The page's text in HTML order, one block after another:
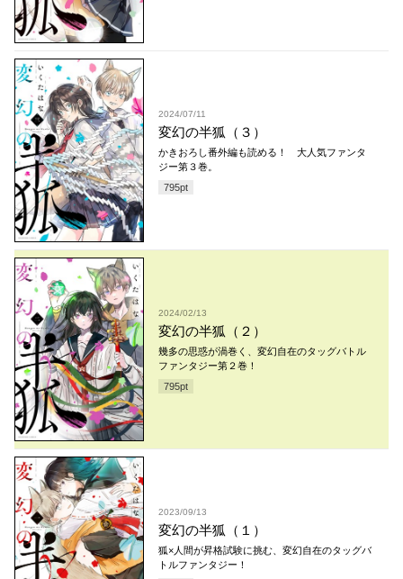
2024/07/11
変幻の半狐（３）
かきおろし番外編も読める！ 大人気ファンタ
ジー第３巻。
795pt
2024/02/13
変幻の半狐（２）
幾多の思惑が渦巻く、変幻自在のタッグバトル
ファンタジー第２巻！
795pt
2023/09/13
変幻の半狐（１）
狐×人間が昇格試験に挑む、変幻自在のタッグバ
トルファンタジー！